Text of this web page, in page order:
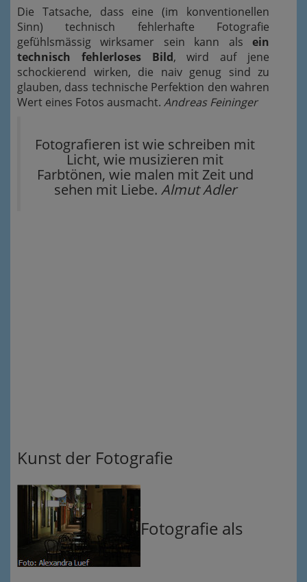
Die Tatsache, dass eine (im konventionellen
Sinn) technisch fehlerhafte Fotografie
gefühlsmässig wirksamer sein kann als ein
technisch fehlerloses Bild, wird auf jene
schockierend wirken, die naiv genug sind zu
glauben, dass technische Perfektion den wahren
Wert eines Fotos ausmacht. Andreas Feininger
Fotografieren ist wie schreiben mit
Licht, wie musizieren mit
Farbtönen, wie malen mit Zeit und
sehen mit Liebe. Almut Adler
Kunst der Fotografie
Fotografie als